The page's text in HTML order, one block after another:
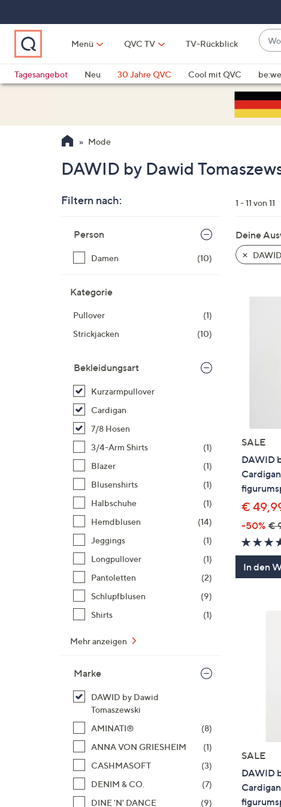
springen
Menü QVC TV TV-Rückblick
du
sind,
nach
und
oder
Tagesangebot
Neu 30 Jahre QVC Cool mit QVC
Mode
DAWID by Dawid
Filtern nach:
Produktliste
Person
Damen (10)
Kategorie
Pullover
(1)
Strickjacken
(10)
Bekleidungsart
Kurzarmpullover
Cardigan
7/8 Hosen
3/4-Arm Shirts
(1)
Blazer
(1)
Blusenshirts
(1)
Halbschuhe
(1)
Hemdblusen
(14)
Jeggings
(1)
Longpullover
(1)
Pantoletten
(2)
Schlupfblusen
(9)
Shirts
(1)
Mehr anzeigen
Marke
DAWID by Dawid
Tomaszewski
AMINATI®
(8)
ANNA VON GRIESHEIM
(1)
CASHMASOFT
(3)
DENIM & CO.
(7)
DINE 'N' DANCE
(9)
1 - 11 von 11
Deine
SALE
DAWID
€
-50% €
In den
SALE
DAWID